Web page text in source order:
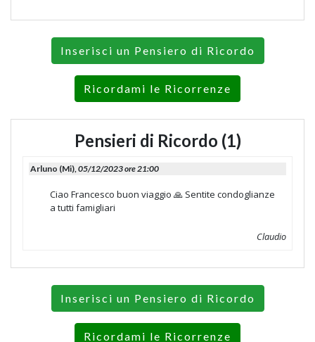
Inserisci un Pensiero di Ricordo
Ricordami le Ricorrenze
Pensieri di Ricordo (1)
Arluno (Mi),05/12/2023 ore 21:00
Ciao Francesco buon viaggio 🙏 Sentite condoglianze
a tutti famigliari
Claudio
Inserisci un Pensiero di Ricordo
Ricordami le Ricorrenze